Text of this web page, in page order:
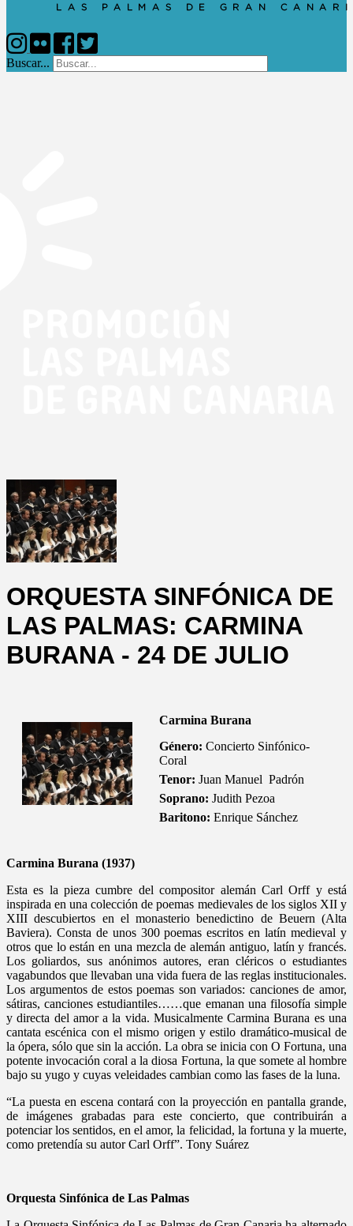
Buscar...
ORQUESTA SINFÓNICA DE
LAS PALMAS: CARMINA
BURANA - 24 DE JULIO
Carmina Burana
Género: Concierto Sinfónico-
Coral
Tenor: Juan Manuel Padrón
Soprano: Judith Pezoa
Baritono: Enrique Sánchez
Carmina Burana (1937)
Esta es la pieza cumbre del compositor alemán Carl Orff y está
inspirada en una colección de poemas medievales de los siglos XII y
XIII descubiertos en el monasterio benedictino de Beuern (Alta
Baviera). Consta de unos 300 poemas escritos en latín medieval y
otros que lo están en una mezcla de alemán antiguo, latín y francés.
Los goliardos, sus anónimos autores, eran cléricos o estudiantes
vagabundos que llevaban una vida fuera de las reglas institucionales.
Los argumentos de estos poemas son variados: canciones de amor,
sátiras, canciones estudiantiles……que emanan una filosofía simple
y directa del amor a la vida. Musicalmente Carmina Burana es una
cantata escénica con el mismo origen y estilo dramático-musical de
la ópera, sólo que sin la acción. La obra se inicia con O Fortuna, una
potente invocación coral a la diosa Fortuna, la que somete al hombre
bajo su yugo y cuyas veleidades cambian como las fases de la luna.
“La puesta en escena contará con la proyección en pantalla grande,
de imágenes grabadas para este concierto, que contribuirán a
potenciar los sentidos, en el amor, la felicidad, la fortuna y la muerte,
como pretendía su autor Carl Orff”. Tony Suárez
Orquesta Sinfónica de Las Palmas